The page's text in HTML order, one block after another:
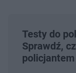
Testy do
Sprawdź,